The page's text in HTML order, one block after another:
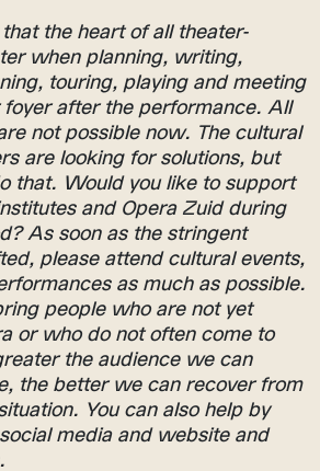
the heart of all theater-
when planning, writing,
touring, playing and meeting
foyer after the performance. All
not possible now. The cultural
are looking for solutions, but
that. Would you like to support
and Opera Zuid during
As soon as the stringent
please attend cultural events,
as much as possible.
people who are not yet
or who do not often come to
the audience we can
the better we can recover from
You can also help by
media and website and